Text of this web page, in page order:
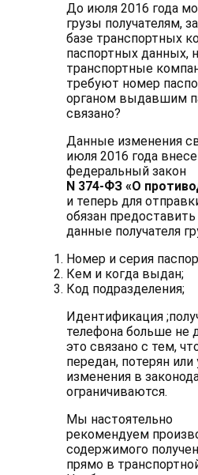
До июля 2016 года
грузы получателям,
базе транспортных
паспортных данных,
транспортные
требуют номер
органом выдавшим
связано?
Данные изменения
июля 2016 года
федеральный закон
N 374-ФЗ «О
и теперь для
обязан
данные получателя
Номер и серия
Кем и когда выдан;
Код подразделения;
Идентификация
телефона больше не
это связано с тем,
передан, потерян
изменения в
ограничиваются.
Мы настоятельно
рекомендуем
содержимого
прямо в